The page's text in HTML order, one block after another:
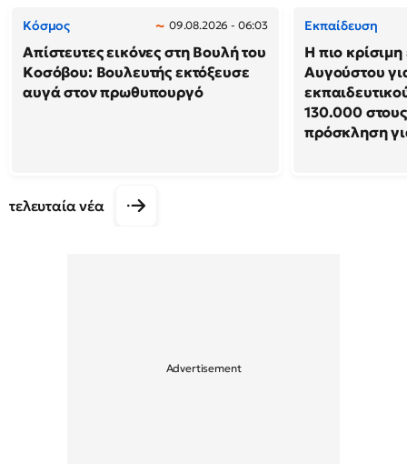
Κόσμος 09.08.2026 - 06:03
Απίστευτες εικόνες στη Βουλή του
Κοσόβου: Βουλευτής εκτόξευσε
αυγά στον πρωθυπουργό
Εκπαίδευση
Η πιο
Αυγούστου
130.000
πρόσκληση
τελευταία νέα